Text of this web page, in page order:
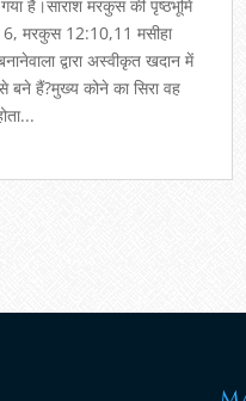
है।सारांश मरकुस की पृष्ठभूमि
मरकुस 12:10,11 मसीहा
द्वारा अस्वीकृत खदान में
बने हैं?मुख्य कोने का सिरा वह